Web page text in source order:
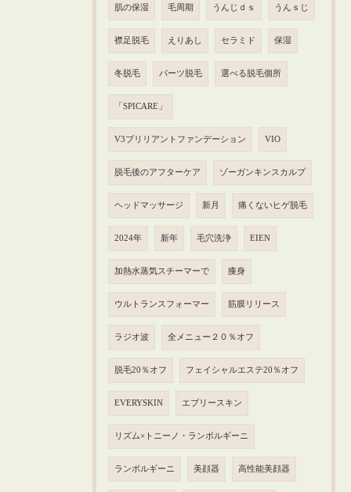
肌の保湿 毛周期 うんじｄｓ うんｓじ
襟足脱毛 えりあし セラミド 保湿
冬脱毛 パーツ脱毛 選べる脱毛個所
「SPICARE」
V3ブリリアントファンデーション VIO
脱毛後のアフターケア ゾーガンキンスカルプ
ヘッドマッサージ 新月 痛くないヒゲ脱毛
2024年 新年 毛穴洗浄 EIEN
加熱水蒸気スチーマーで 痩身
ウルトランスフォーマー 筋膜リリース
ラジオ波 全メニュー２０％オフ
脱毛20％オフ フェイシャルエステ20％オフ
EVERYSKIN エブリースキン
リズム×トニーノ・ランボルギーニ
ランボルギーニ 美顔器 高性能美顔器